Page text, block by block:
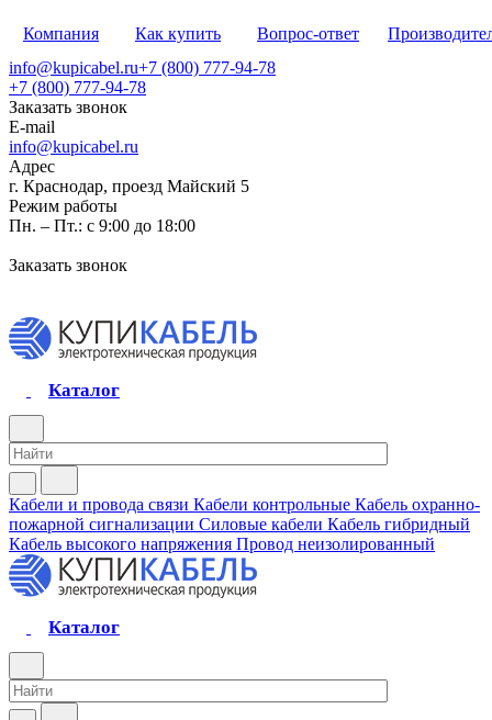
Компания Как купить Вопрос-ответ
info@kupicabel.ru+7 (800) 777-94-78
+7 (800) 777-94-78
Заказать звонок
E-mail
info@kupicabel.ru
Адрес
г. Краснодар, проезд Майский 5
Режим работы
Пн. – Пт.: с 9:00 до 18:00
Заказать звонок
Каталог
Кабели и провода связи Кабели контрольные Кабель охранно-
пожарной сигнализации Силовые кабели Кабель гибридный
Кабель высокого напряжения Провод неизолированный
Каталог